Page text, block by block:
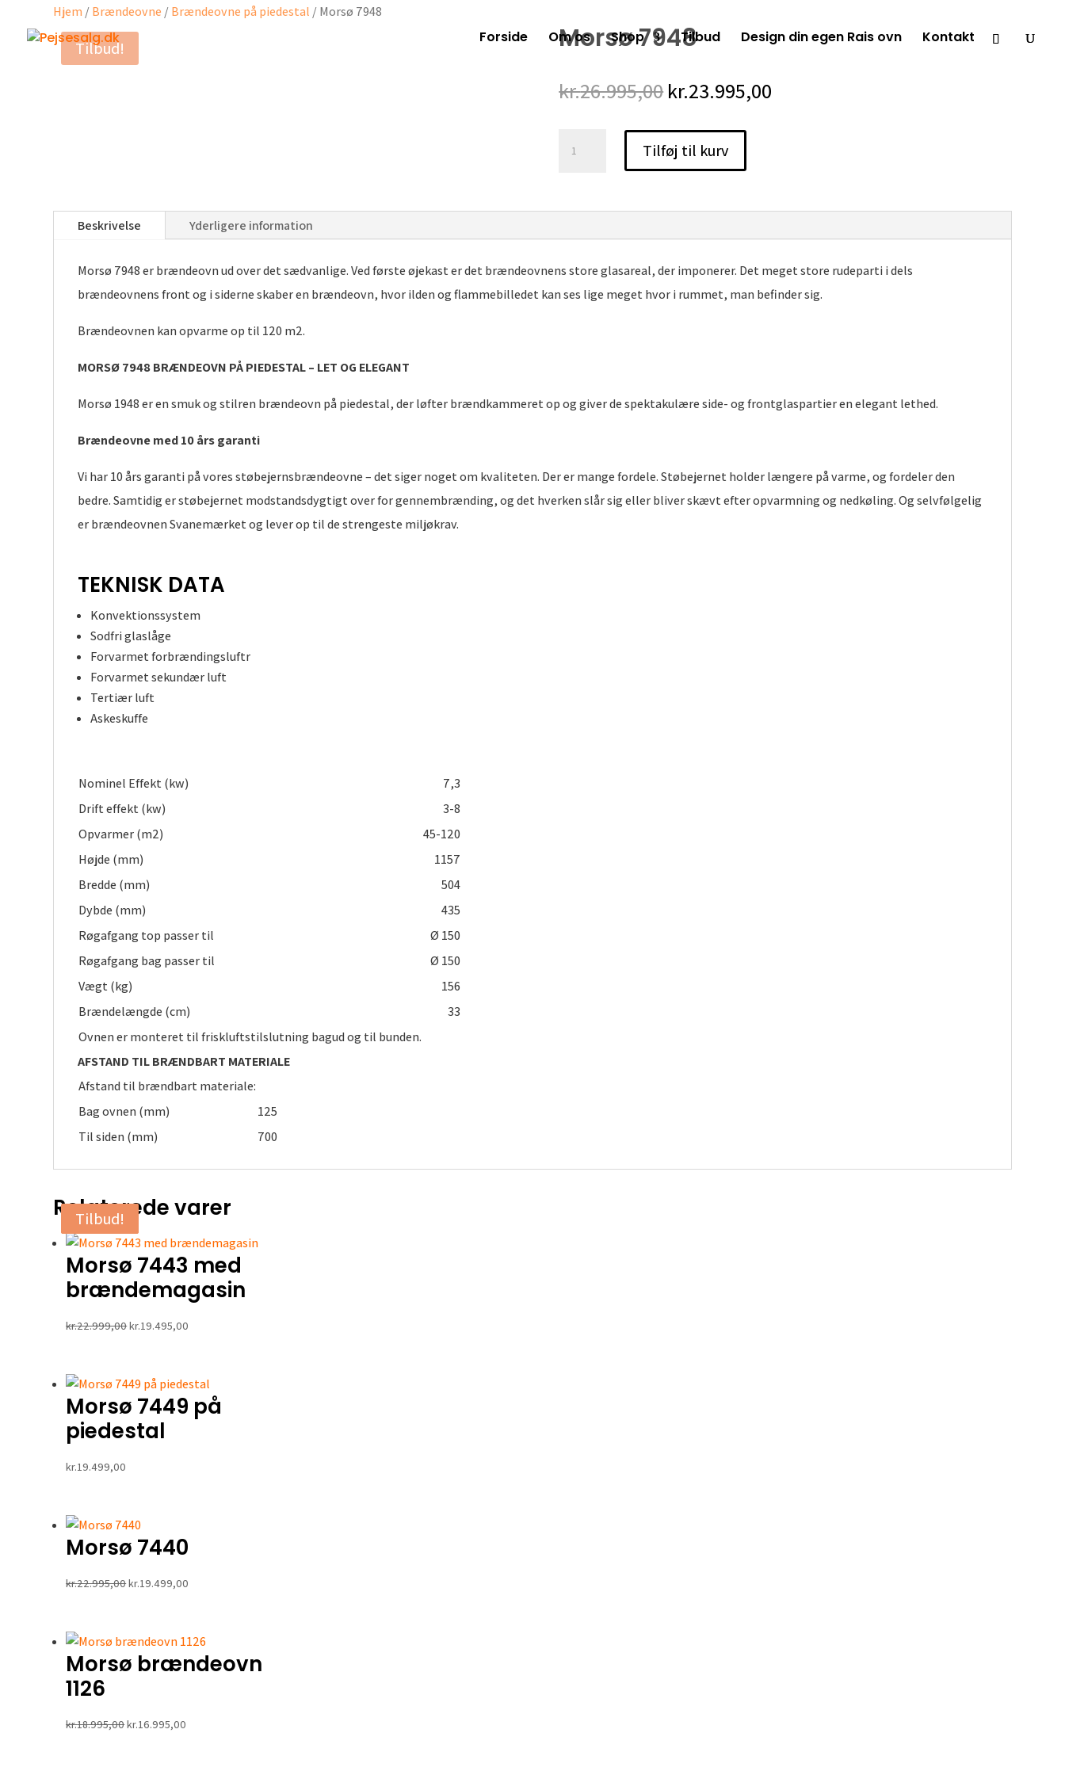
Forside Om os Shop Tilbud Design din egen Rais ovn Kontakt
Hjem /Brændeovne /Brændeovne på piedestal / Morsø 7948
Tilbud! Morsø 7948
kr.26.995,00Den
pris
var:
kr.23.995,00
Tilføj til kurv
Beskrivelse Yderligere information
Morsø 7948 er brændeovn ud over det sædvanlige. Ved første øjekast er det brændeovnens store glasareal, der imponerer. Det meget store rudeparti i dels
brændeovnens front og i siderne skaber en brændeovn, hvor ilden og flammebilledet kan ses lige meget hvor i rummet, man befinder sig.
Brændeovnen kan opvarme op til 120 m2.
MORSØ 7948 BRÆNDEOVN PÅ PIEDESTAL – LET OG ELEGANT
Morsø 1948 er en smuk og stilren brændeovn på piedestal, der løfter brændkammeret op og giver de spektakulære side- og frontglaspartier en elegant lethed.
Brændeovne med 10 års garanti
Vi har 10 års garanti på vores støbejernsbrændeovne – det siger noget om kvaliteten. Der er mange fordele. Støbejernet holder længere på varme, og fordeler den
bedre. Samtidig er støbejernet modstandsdygtigt over for gennembrænding, og det hverken slår sig eller bliver skævt efter opvarmning og nedkøling. Og selvfølgelig
er brændeovnen Svanemærket og lever op til de strengeste miljøkrav.
TEKNISK DATA
Konvektionssystem
Sodfri glaslåge
Forvarmet forbrændingsluftr
Forvarmet sekundær luft
Tertiær luft
Askeskuffe
Nominel Effekt (kw)
7,3
Drift effekt (kw)
3-8
Opvarmer (m2)
45-120
Højde (mm)
1157
Bredde (mm)
504
Dybde (mm)
435
Røgafgang top passer til
Ø 150
Røgafgang bag passer til
Ø 150
Vægt (kg)
156
Brændelængde (cm)
33
Ovnen er monteret til friskluftstilslutning bagud og til bunden.
AFSTAND TIL BRÆNDBART MATERIALE
Afstand til brændbart materiale:
Bag ovnen (mm)
125
Til siden (mm)
700
Relaterede varer
Tilbud!
Morsø 7443 med
brændemagasin
kr.22.999,00Den
var:
kr.22.999,00.
kr.19.495,00
er:
kr.19.495,00.
Morsø 7449 på
piedestal
kr.19.499,00
Tilbud!
Morsø 7440
kr.22.995,00Den
var:
kr.22.995,00.
kr.19.499,00
er:
kr.19.499,00.
Tilbud!
Morsø brændeovn
1126
kr.18.995,00Den
kr.16.995,00